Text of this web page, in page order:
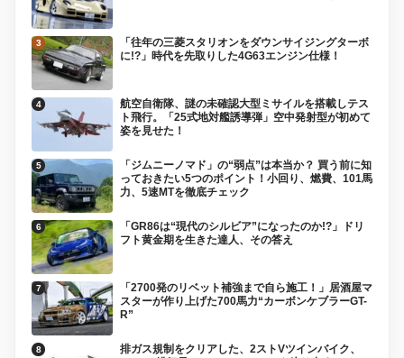
「往年の三菱スタリオンをダウンサイジングターボ
に!?」時代を先取りした4G63エンジン仕様！
航空自衛隊、謎の未確認大型ミサイルを搭載しテス
ト飛行。「25式地対艦誘導弾」空中発射型が初めて
姿を見せた！
「ジムニーノマド」の“弱点”は本当か？ 買う前に知
っておきたい5つのポイント！小回り、燃費、101馬
力、5速MTを徹底チェック
「GR86は“現代のシルビア”になったのか!?」ドリ
フト黄金期を生きた達人、その答え
「2700発のリベット補強まで自ら施工！」居酒屋マ
スターが作り上げた700馬力“カーボンケブラーGT-
R”
排ガス規制をクリアした、2ストVツインバイク、